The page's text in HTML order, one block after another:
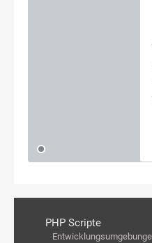
PHP Scripte